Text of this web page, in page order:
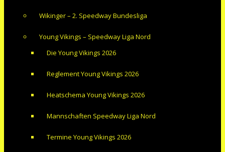
Wikinger – 2. Speedway Bundesliga
Young Vikings – Speedway Liga Nord
Die Young Vikings 2026
Reglement Young Vikings 2026
Heatschema Young Vikings 2026
Mannschaften Speedway Liga Nord
Termine Young Vikings 2026